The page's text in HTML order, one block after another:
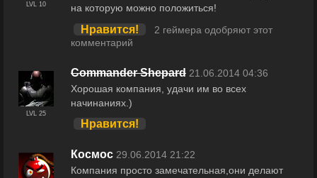
LVL 10
на которую можно положиться!
Нравится!
2 геймера одобряют этот
комментарий
LVL 25
Commander Shepard 21.06.2014 04:36
Хорошая компания, удачи им во всех
начинаниях.)
Нравится!
Космос 29.06.2014 21:22
Компания просто замечательная,они делают